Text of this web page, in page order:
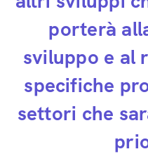
porterà
sviluppo e al
specifiche
settori che